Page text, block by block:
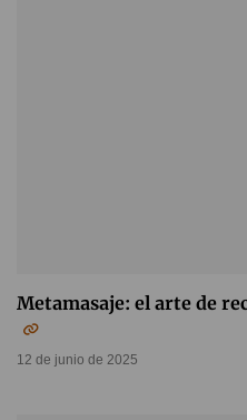
Metamasaje: el arte de
12 de junio de 2025